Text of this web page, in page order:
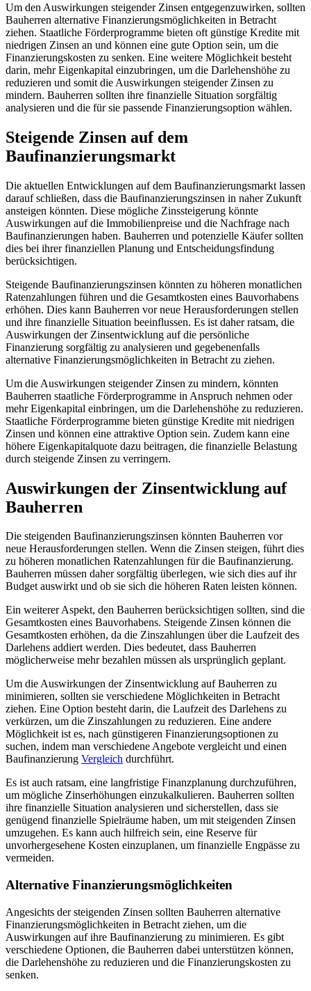
Um den Auswirkungen steigender Zinsen entgegenzuwirken, sollten
Bauherren alternative Finanzierungsmöglichkeiten in Betracht
ziehen. Staatliche Förderprogramme bieten oft günstige Kredite mit
niedrigen Zinsen an und können eine gute Option sein, um die
Finanzierungskosten zu senken. Eine weitere Möglichkeit besteht
darin, mehr Eigenkapital einzubringen, um die Darlehenshöhe zu
reduzieren und somit die Auswirkungen steigender Zinsen zu
mindern. Bauherren sollten ihre finanzielle Situation sorgfältig
analysieren und die für sie passende Finanzierungsoption wählen.
Steigende Zinsen auf dem
Baufinanzierungsmarkt
Die aktuellen Entwicklungen auf dem Baufinanzierungsmarkt lassen
darauf schließen, dass die Baufinanzierungszinsen in naher Zukunft
ansteigen könnten. Diese mögliche Zinssteigerung könnte
Auswirkungen auf die Immobilienpreise und die Nachfrage nach
Baufinanzierungen haben. Bauherren und potenzielle Käufer sollten
dies bei ihrer finanziellen Planung und Entscheidungsfindung
berücksichtigen.
Steigende Baufinanzierungszinsen könnten zu höheren monatlichen
Ratenzahlungen führen und die Gesamtkosten eines Bauvorhabens
erhöhen. Dies kann Bauherren vor neue Herausforderungen stellen
und ihre finanzielle Situation beeinflussen. Es ist daher ratsam, die
Auswirkungen der Zinsentwicklung auf die persönliche
Finanzierung sorgfältig zu analysieren und gegebenenfalls
alternative Finanzierungsmöglichkeiten in Betracht zu ziehen.
Um die Auswirkungen steigender Zinsen zu mindern, könnten
Bauherren staatliche Förderprogramme in Anspruch nehmen oder
mehr Eigenkapital einbringen, um die Darlehenshöhe zu reduzieren.
Staatliche Förderprogramme bieten günstige Kredite mit niedrigen
Zinsen und können eine attraktive Option sein. Zudem kann eine
höhere Eigenkapitalquote dazu beitragen, die finanzielle Belastung
durch steigende Zinsen zu verringern.
Auswirkungen der Zinsentwicklung auf
Bauherren
Die steigenden Baufinanzierungszinsen könnten Bauherren vor
neue Herausforderungen stellen. Wenn die Zinsen steigen, führt dies
zu höheren monatlichen Ratenzahlungen für die Baufinanzierung.
Bauherren müssen daher sorgfältig überlegen, wie sich dies auf ihr
Budget auswirkt und ob sie sich die höheren Raten leisten können.
Ein weiterer Aspekt, den Bauherren berücksichtigen sollten, sind die
Gesamtkosten eines Bauvorhabens. Steigende Zinsen können die
Gesamtkosten erhöhen, da die Zinszahlungen über die Laufzeit des
Darlehens addiert werden. Dies bedeutet, dass Bauherren
möglicherweise mehr bezahlen müssen als ursprünglich geplant.
Um die Auswirkungen der Zinsentwicklung auf Bauherren zu
minimieren, sollten sie verschiedene Möglichkeiten in Betracht
ziehen. Eine Option besteht darin, die Laufzeit des Darlehens zu
verkürzen, um die Zinszahlungen zu reduzieren. Eine andere
Möglichkeit ist es, nach günstigeren Finanzierungsoptionen zu
suchen, indem man verschiedene Angebote vergleicht und einen
Baufinanzierung Vergleich durchführt.
Es ist auch ratsam, eine langfristige Finanzplanung durchzuführen,
um mögliche Zinserhöhungen einzukalkulieren. Bauherren sollten
ihre finanzielle Situation analysieren und sicherstellen, dass sie
genügend finanzielle Spielräume haben, um mit steigenden Zinsen
umzugehen. Es kann auch hilfreich sein, eine Reserve für
unvorhergesehene Kosten einzuplanen, um finanzielle Engpässe zu
vermeiden.
Alternative Finanzierungsmöglichkeiten
Angesichts der steigenden Zinsen sollten Bauherren alternative
Finanzierungsmöglichkeiten in Betracht ziehen, um die
Auswirkungen auf ihre Baufinanzierung zu minimieren. Es gibt
verschiedene Optionen, die Bauherren dabei unterstützen können,
die Darlehenshöhe zu reduzieren und die Finanzierungskosten zu
senken.